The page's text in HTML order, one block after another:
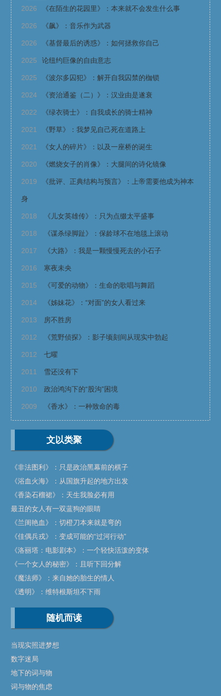
2026 《在陌生的花园里》：本来就不会发生什么事
2026 《飙》：音乐作为武器
2026 《基督最后的诱惑》：如何拯救你自己
2025 论纽约巨像的自由意志
2025 《波尔多囚犯》：解开自我囚禁的枷锁
2024 《资治通鉴（二）》：汉业由是遂衰
2022 《绿衣骑士》：自我成长的骑士精神
2021 《野草》：我梦见自己死在道路上
2021 《女人的碎片》：以及一座桥的诞生
2020 《燃烧女子的肖像》：大腿间的诗化镜像
2019 《批评、正典结构与预言》：上帝需要他成为神本
身
2018 《儿女英雄传》：只为点缀太平盛事
2018 《谋杀绿脚趾》：保龄球不在地毯上滚动
2017 《大路》：我是一颗慢慢死去的小石子
2016 寒夜未央
2015 《可爱的动物》：生命的歌唱与舞蹈
2014 《姊妹花》：“对面”的女人看过来
2013 房不胜房
2012 《荒野侦探》：影子顷刻间从现实中勃起
2012 七曜
2011 雪还没有下
2010 政治鸿沟下的“股沟”困境
2009 《香水》：一种致命的毒
文以类聚
《非法图利》：只是政治黑幕前的棋子
《浴血火海》：从国旗升起的地方出发
《香染石榴裙》：天生我脸必有用
最丑的女人有一双蓝狗的眼睛
《兰闺艳血》：切橙刀本来就是弯的
《佳偶兵戎》：变成可能的“过河行动”
《洛丽塔：电影剧本》：一个轻快活泼的变体
《一个女人的秘密》：且听下回分解
《魔法师》：来自她的胎生的情人
《透明》：维特根斯坦不下雨
随机而读
当现实照进梦想
数字迷局
地下的词与物
词与物的焦虑